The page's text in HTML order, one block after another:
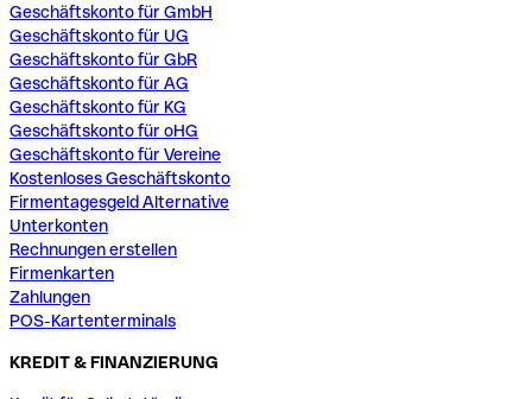
Geschäftskonto für GmbH
Geschäftskonto für UG
Geschäftskonto für GbR
Geschäftskonto für AG
Geschäftskonto für KG
Geschäftskonto für oHG
Geschäftskonto für Vereine
Kostenloses Geschäftskonto
Firmentagesgeld Alternative
Unterkonten
Rechnungen erstellen
Firmenkarten
Zahlungen
POS-Kartenterminals
KREDIT & FINANZIERUNG